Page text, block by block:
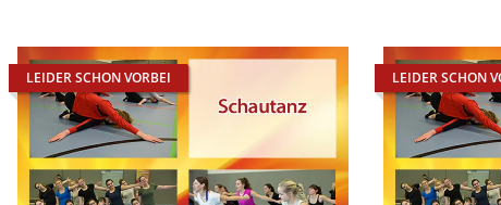
LEIDER SCHON VORBEI LEIDER SCHON